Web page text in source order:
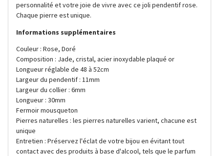
personnalité et votre joie de vivre avec ce joli pendentif rose.
Chaque pierre est unique.
Informations supplémentaires
Couleur : Rose, Doré
Composition : Jade, cristal, acier inoxydable plaqué or
Longueur réglable de 48 à 52cm
Largeur du pendentif : 11mm
Largeur du collier : 6mm
Longueur : 30mm
Fermoir mousqueton
Pierres naturelles : les pierres naturelles varient, chacune est
unique
Entretien : Préservez l'éclat de votre bijou en évitant tout
contact avec des produits à base d'alcool, tels que le parfum